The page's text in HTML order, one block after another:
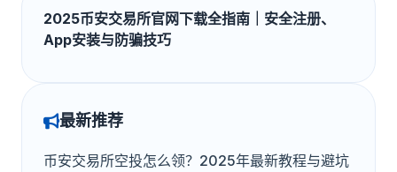
2025币安交易所官网下载全指南｜安全注册、
App安装与防骗技巧
最新推荐
币安交易所空投怎么领？2025年最新教程与避坑